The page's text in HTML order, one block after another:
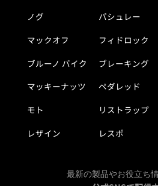
ノグ パシュレー
マックオフ
フィドロック
ブルーノ バイク
ブレーキング
マッキーナッツ
ペダレッド
モト
リストラップ
レザイン
レスポ
最新の製品やお役立ち